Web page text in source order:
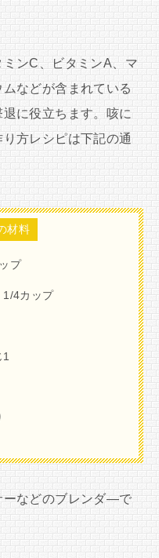
ンC、ビタミンA、マ
などが含まれている
に役立ちます。咳に
方レシピは下記の通
材料
プ
1/4カップ
ーなどのブレンダ―で